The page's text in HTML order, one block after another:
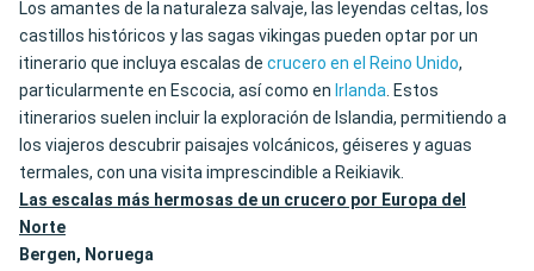
Los amantes de la naturaleza salvaje, las leyendas celtas, los
castillos históricos y las sagas vikingas pueden optar por un
itinerario que incluya escalas de crucero en el Reino Unido,
particularmente en Escocia, así como en Irlanda. Estos
itinerarios suelen incluir la exploración de Islandia, permitiendo a
los viajeros descubrir paisajes volcánicos, géiseres y aguas
termales, con una visita imprescindible a Reikiavik.
Las escalas más hermosas de un crucero por Europa del
Norte
Bergen, Noruega